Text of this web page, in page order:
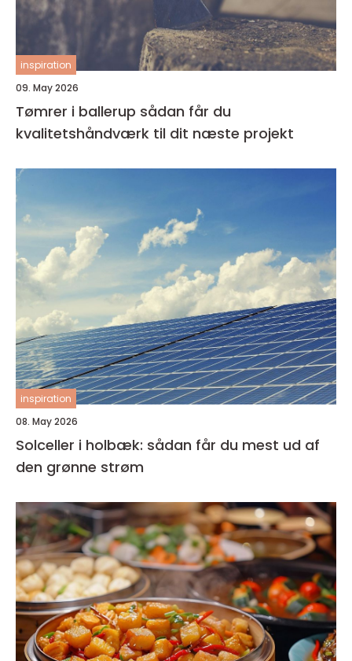
inspiration
09. May 2026
Tømrer i ballerup sådan får du
kvalitetshåndværk til dit næste projekt
inspiration
08. May 2026
Solceller i holbæk: sådan får du mest ud af
den grønne strøm